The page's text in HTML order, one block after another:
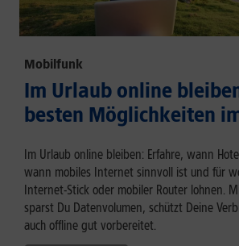
Mobilfunk
Im Urlaub online
besten Möglichkeiten
Im Urlaub online bleiben: Erfahre, wann
wann mobiles Internet sinnvoll ist und für
Internet-Stick oder mobiler Router lohnen.
sparst Du Datenvolumen, schützt Deine
auch offline gut vorbereitet.